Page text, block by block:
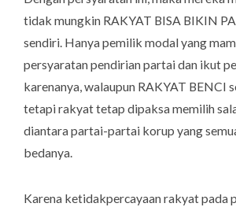
tidak mungkin RAKYAT BISA BIKIN
sendiri. Hanya pemilik modal yang
persyaratan pendirian partai dan ikut
karenanya, walaupun RAKYAT BENCI
tetapi rakyat tetap dipaksa memilih
diantara partai-partai korup yang
bedanya.
Karena ketidakpercayaan rakyat pada